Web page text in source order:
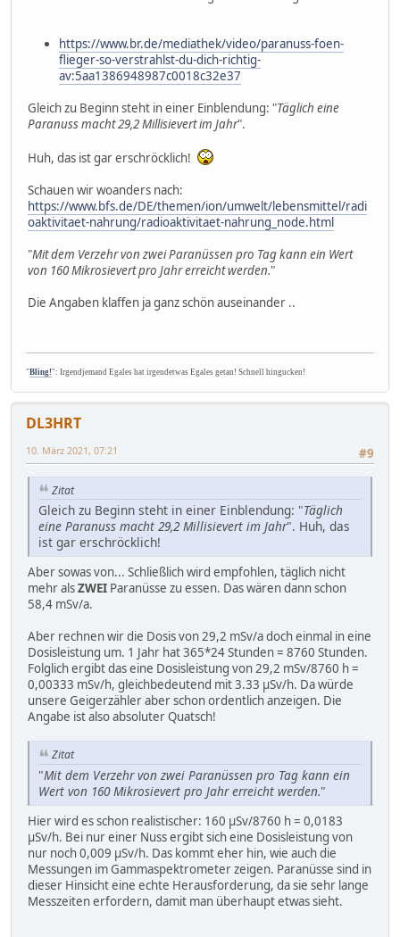
https://www.br.de/mediathek/video/paranuss-foen-
flieger-so-verstrahlst-du-dich-richtig-
av:5aa1386948987c0018c32e37
Gleich zu Beginn steht in einer Einblendung: "Täglich eine
Paranuss macht 29,2 Millisievert im Jahr".
Huh, das ist gar erschröcklich!
Schauen wir woanders nach:
https://www.bfs.de/DE/themen/ion/umwelt/lebensmittel/radi
oaktivitaet-nahrung/radioaktivitaet-nahrung_node.html
"Mit dem Verzehr von zwei Paranüssen pro Tag kann ein Wert
von 160 Mikrosievert pro Jahr erreicht werden."
Die Angaben klaffen ja ganz schön auseinander ..
"Bling!": Irgendjemand Egales hat irgendetwas Egales getan! Schnell hingucken!
DL3HRT
#9
10. März 2021, 07:21
Zitat
Gleich zu Beginn steht in einer Einblendung: "Täglich
eine Paranuss macht 29,2 Millisievert im Jahr". Huh, das
ist gar erschröcklich!
Aber sowas von... Schließlich wird empfohlen, täglich nicht
mehr alsZWEI Paranüsse zu essen. Das wären dann schon
58,4 mSv/a.
Aber rechnen wir die Dosis von 29,2 mSv/a doch einmal in eine
Dosisleistung um. 1 Jahr hat 365*24 Stunden = 8760 Stunden.
Folglich ergibt das eine Dosisleistung von 29,2 mSv/8760 h =
0,00333 mSv/h, gleichbedeutend mit 3.33 µSv/h. Da würde
unsere Geigerzähler aber schon ordentlich anzeigen. Die
Angabe ist also absoluter Quatsch!
Zitat
"Mit dem Verzehr von zwei Paranüssen pro Tag kann ein
Wert von 160 Mikrosievert pro Jahr erreicht werden."
Hier wird es schon realistischer: 160 µSv/8760 h = 0,0183
µSv/h. Bei nur einer Nuss ergibt sich eine Dosisleistung von
nur noch 0,009 µSv/h. Das kommt eher hin, wie auch die
Messungen im Gammaspektrometer zeigen. Paranüsse sind in
dieser Hinsicht eine echte Herausforderung, da sie sehr lange
Messzeiten erfordern, damit man überhaupt etwas sieht.